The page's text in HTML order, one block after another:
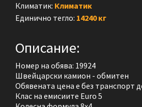
Климатик: Климатик
Единично тегло: 14240 кг
Описание:
Номер на обява: 19924
Швейцарски камион - обмитен
Обявената цена е без транспорт
Клас на емисиите Euro 5